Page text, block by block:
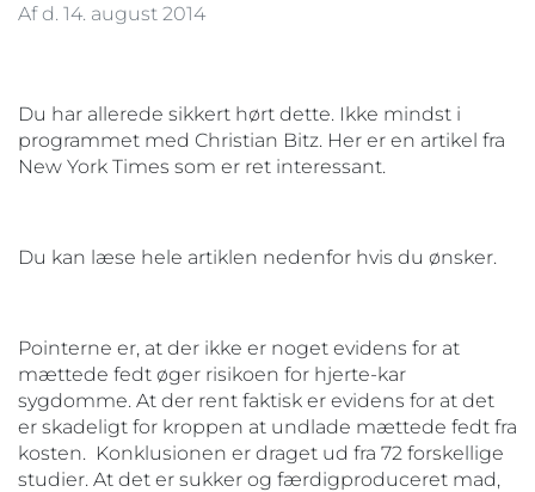
Af d. 14. august 2014
Du har allerede sikkert hørt dette. Ikke mindst i
programmet med Christian Bitz. Her er en artikel fra
New York Times som er ret interessant.
Du kan læse hele artiklen nedenfor hvis du ønsker.
Pointerne er, at der ikke er noget evidens for at
mættede fedt øger risikoen for hjerte-kar
sygdomme. At der rent faktisk er evidens for at det
er skadeligt for kroppen at undlade mættede fedt fra
kosten. Konklusionen er draget ud fra 72 forskellige
studier. At det er sukker og færdigproduceret mad,